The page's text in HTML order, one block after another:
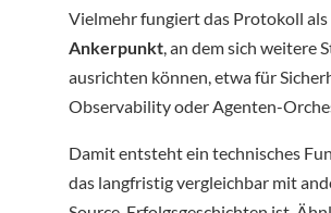
Vielmehr fungiert das Protokoll als
Ankerpunkt, an dem sich weitere
ausrichten können, etwa für
Observability oder Agenten-
Damit entsteht ein technisches
das langfristig vergleichbar mit